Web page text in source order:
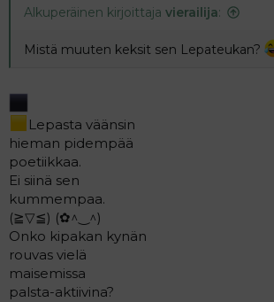
Alkuperäinen kirjoittaja vierailija:
Mistä muuten keksit sen Lepateukan?
Lepasta väänsin
hieman pidempää
poetiikkaa.
Ei siinä sen
kummempaa.
(⁠≧⁠▽⁠≦⁠) (⁠✿⁠^⁠‿⁠^⁠)
Onko kipakan kynän
rouvas vielä
maisemissa
palsta-aktiivina?